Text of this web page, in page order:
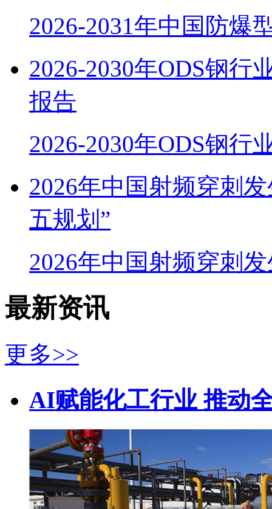
2026-2031年中国防爆
2026-2030年ODS钢行
报告
2026-2030年ODS钢行
2026年中国射频穿刺
五规划”
2026年中国射频穿刺
最新资讯
更多>>
AI赋能化工行业 推动